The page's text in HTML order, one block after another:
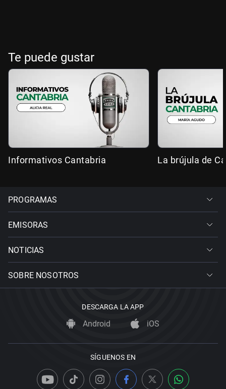
Te puede gustar
Informativos Cantabria La brújula de
PROGRAMAS
EMISORAS
NOTICIAS
SOBRE NOSOTROS
DESCARGA LA APP
Android iOS
SÍGUENOS EN